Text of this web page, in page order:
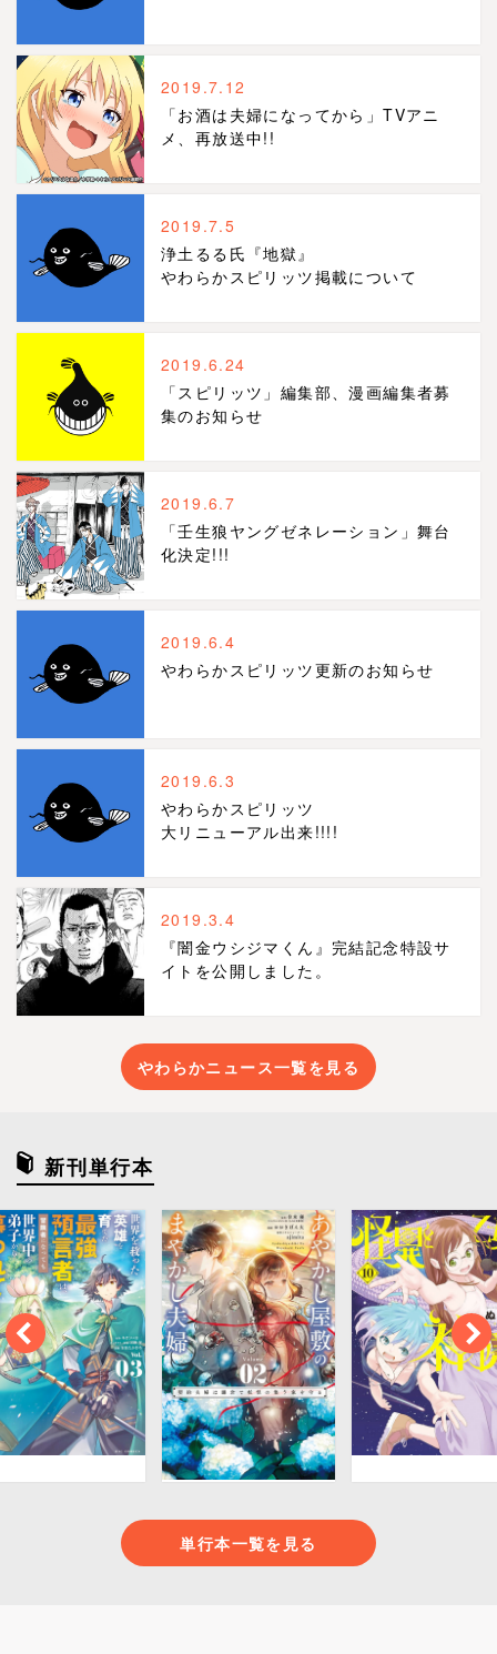
2019.7.12
「お酒は夫婦になってから」TVアニ
メ、再放送中!!
2019.7.5
浄土るる氏『地獄』
やわらかスピリッツ掲載について
2019.6.24
「スピリッツ」編集部、漫画編集者募
集のお知らせ
2019.6.7
「壬生狼ヤングゼネレーション」舞台
化決定!!!
2019.6.4
やわらかスピリッツ更新のお知らせ
2019.6.3
やわらかスピリッツ
大リニューアル出来!!!!
2019.3.4
『闇金ウシジマくん』完結記念特設サ
イトを公開しました。
やわらかニュース一覧を見る
新刊単行本
単行本一覧を見る